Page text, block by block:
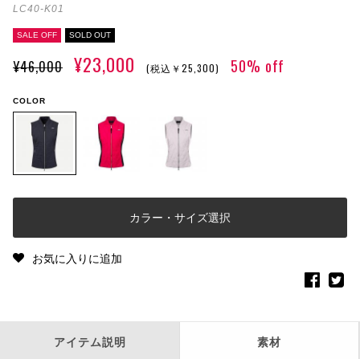
LC40-K01
SALE OFF SOLD OUT
¥46,000 ¥23,000 (税込￥25,300) 50% off
COLOR
カラー・サイズ選択
お気に入りに追加
アイテム説明 素材